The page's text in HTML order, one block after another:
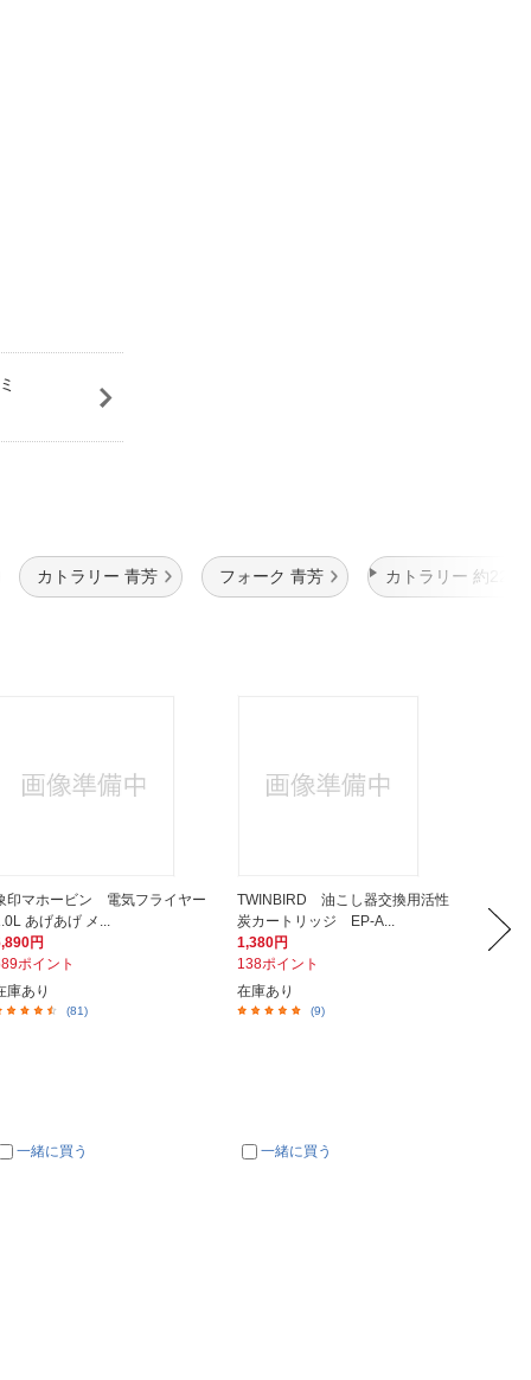
カトラリー 青芳 フォーク 青芳 カトラリー 約22cm
印マホービン 電気フライヤー
あげあげ メ...
円
ポイント
庫あり
(81)
一緒に買う
TWINBIRD 油こし器交換用活性
炭カートリッジ EP-A...
1,380円
138ポイント
在庫あり
(9)
一緒に買う
ット
2,350円